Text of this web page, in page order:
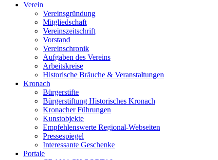
Verein
Vereinsgründung
Mitgliedschaft
Vereinszeitschrift
Vorstand
Vereinschronik
Aufgaben des Vereins
Arbeitskreise
Historische Bräuche & Veranstaltungen
Kronach
Bürgerstifte
Bürgerstiftung Historisches Kronach
Kronacher Führungen
Kunstobjekte
Empfehlenswerte Regional-Webseiten
Pressespiegel
Interessante Geschenke
Portale